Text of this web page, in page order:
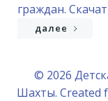
граждан.
далее
© 2026
Шахты. Created